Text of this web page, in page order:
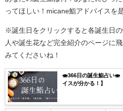
ってほしい！micane鮨アドバイスを
※誕生日をクリックすると各誕生日
人や誕生花など完全紹介のページに
みてくださいね！
🍣366日の誕生鮨占い🍣
イスが分かる！】